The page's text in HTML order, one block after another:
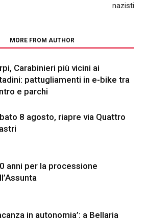
nazisti
MORE FROM AUTHOR
Carabinieri più vicini ai
pattugliamenti in e-bike tra
e parchi
8 agosto, riapre via Quattro
anni per la processione
in autonomia’: a Bellaria